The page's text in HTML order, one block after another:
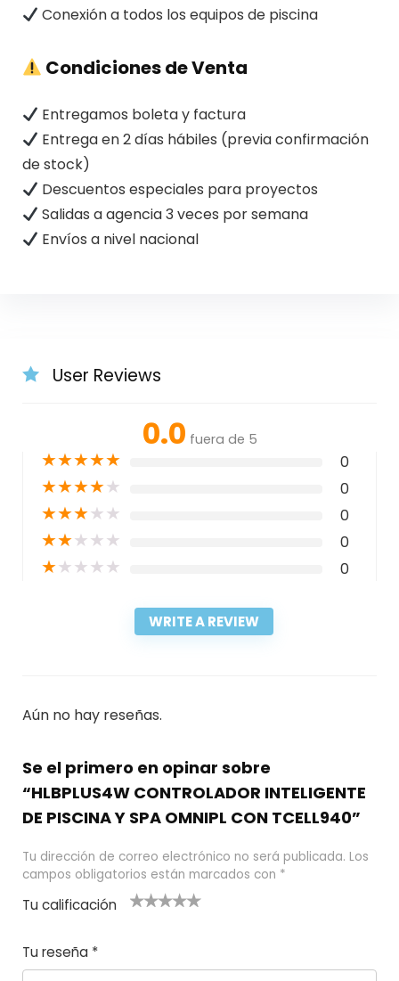
Conexión a todos los equipos de piscina
Condiciones de Venta
Entregamos boleta y factura
Entrega en 2 días hábiles (previa confirmación
de stock)
Descuentos especiales para proyectos
Salidas a agencia 3 veces por semana
Envíos a nivel nacional
User Reviews
0.0 fuera de 5
★★★★★ 0
★★★★★ 0
★★★★★ 0
★★★★★ 0
★★★★★ 0
WRITE A REVIEW
Aún no hay reseñas.
Se el primero en opinar sobre
“HLBPLUS4W CONTROLADOR INTELIGENTE
DE PISCINA Y SPA OMNIPL CON TCELL940”
Tu dirección de correo electrónico no será publicada. Los
campos obligatorios están marcados con *
Tu calificación
e
5
las
s
Tu reseña *